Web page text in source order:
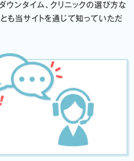
ウンタイム、クリニックの選び方な
も当サイトを通じて知っていただ